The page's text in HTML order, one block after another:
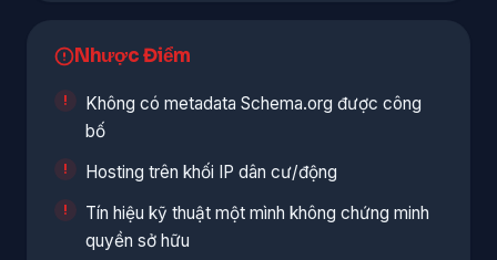
Nhược Điểm
Không có metadata Schema.org được công
bố
Hosting trên khối IP dân cư/động
Tín hiệu kỹ thuật một mình không chứng minh
quyền sở hữu